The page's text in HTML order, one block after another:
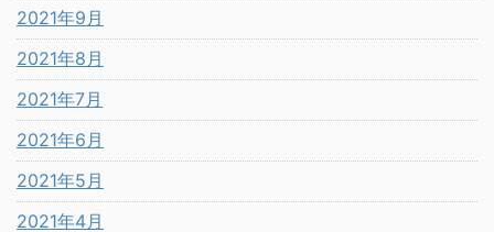
2021年9月
2021年8月
2021年7月
2021年6月
2021年5月
2021年4月